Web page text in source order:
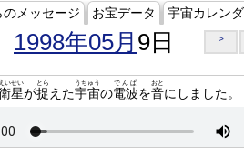
のメッセージ お宝データ 宇宙カレン
1998年05月 9日 >
星
えいせい
が捉
とら
えた宇宙
うちゅう
の電波
でんぱ
を音
おと
にしました。